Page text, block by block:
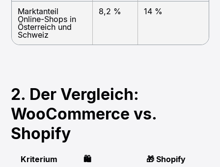
Marktanteil
Online-Shops in
Österreich und
Schweiz
8,2 % 14 %
2. Der Vergleich:
WooCommerce vs.
Shopify
Kriterium
🛍️
🎁 Shopify